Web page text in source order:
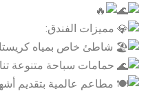
مميزات الفندق:
شاطئ خاص بمياه
حمامات سباحة متنوعة
مطاعم عالمية بتقديم